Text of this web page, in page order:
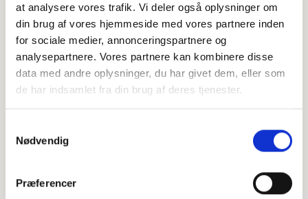
at analysere vores trafik. Vi deler også oplysninger om
din brug af vores hjemmeside med vores partnere inden
for sociale medier, annonceringspartnere og
analysepartnere. Vores partnere kan kombinere disse
data med andre oplysninger, du har givet dem, eller som
de har indsamlet fra din brug af deres tjenester.
Nødvendig
Præferencer
Højtideligheden
Hedensted Kirke
Kirkegade1, 8722 Hedensted
contributors